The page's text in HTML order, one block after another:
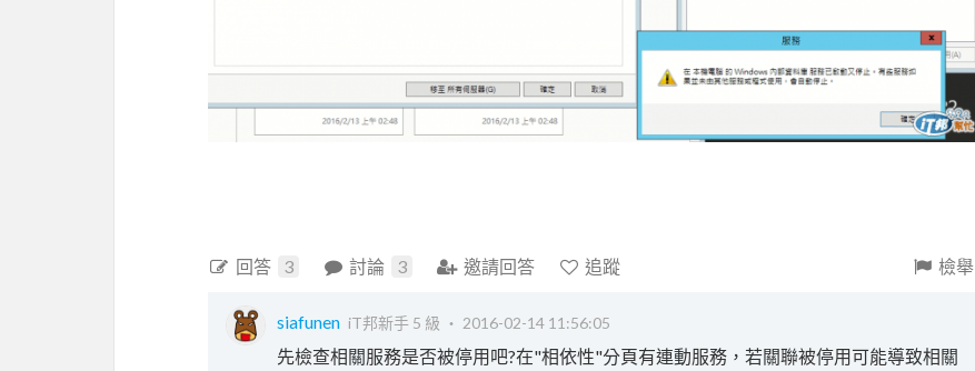
回答 3 討論 3 邀請回答 追蹤 檢舉
siafunen iT邦新手 5 級 ‧ 2016-02-14 11:56:05
先檢查相關服務是否被停用吧?在"相依性"分頁有連動服務，若關聯被停用可能導致相關